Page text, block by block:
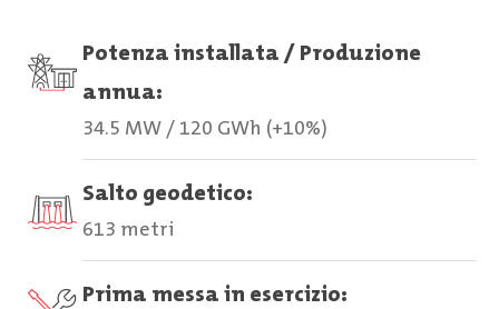
Potenza installata / Produzione
annua:
34.5 MW / 120 GWh (+10%)
Salto geodetico:
613 metri
Prima messa in esercizio: